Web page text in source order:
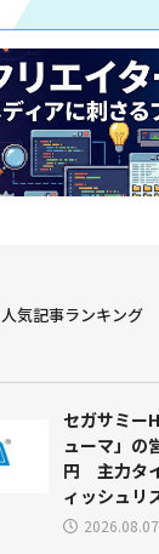
人気記事ランキング
セガサミー
ューマ」の
円 主力タ
ィッシュリ